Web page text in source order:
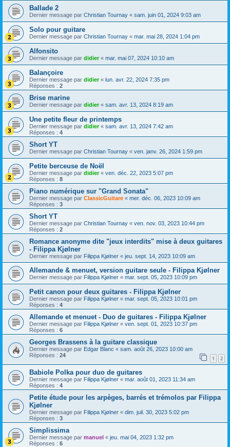
Ballade 2
Dernier message par Christian Tournay « sam. juin 01, 2024 9:03 am
Solo pour guitare
Dernier message par Christian Tournay « mar. mai 28, 2024 1:04 pm
Alfonsito
Dernier message par didier« mar. mai 07, 2024 10:10 am
Balançoire
Dernier message par didier« lun. avr. 22, 2024 7:35 pm
Réponses : 2
Brise marine
Dernier message par didier« sam. avr. 13, 2024 8:19 am
Une petite fleur de printemps
Dernier message par didier« sam. avr. 13, 2024 7:42 am
Réponses : 4
Short YT
Dernier message par Christian Tournay « ven. janv. 26, 2024 1:59 pm
Petite berceuse de Noël
Dernier message par didier« ven. déc. 22, 2023 5:07 pm
Réponses : 8
Piano numérique sur "Grand Sonata"
Dernier message par ClassicGuitare « mer. déc. 06, 2023 10:09 am
Réponses : 3
Short YT
Dernier message par Christian Tournay « ven. nov. 03, 2023 10:44 pm
Réponses : 2
Romance anonyme dite "jeux interdits" mise à deux guitares
- Filippa Kjølner
Dernier message par Filippa Kjølner « jeu. sept. 14, 2023 10:09 am
Allemande & menuet, version guitare seule - Filippa Kjølner
Dernier message par Filippa Kjølner « mar. sept. 05, 2023 10:09 pm
Petit canon pour deux guitares - Filippa Kjølner
Dernier message par Filippa Kjølner « mar. sept. 05, 2023 10:01 pm
Réponses : 4
Allemande et menuet - Duo de guitares - Filippa Kjølner
Dernier message par Filippa Kjølner « ven. sept. 01, 2023 10:37 pm
Réponses : 6
Georges Brassens à la guitare classique
Dernier message par Edgar Blanc « sam. août 26, 2023 10:00 am
Réponses : 24 1 2
Babiole Polka pour duo de guitares
Dernier message par Filippa Kjølner « mar. août 01, 2023 11:34 am
Réponses : 4
Petite étude pour les arpèges, barrés et trémolos par Filippa
Kjølner
Dernier message par Filippa Kjølner « dim. juil. 30, 2023 5:02 pm
Réponses : 3
Simplissima
Dernier message par manuel « jeu. mai 04, 2023 1:32 pm
Réponses : 6